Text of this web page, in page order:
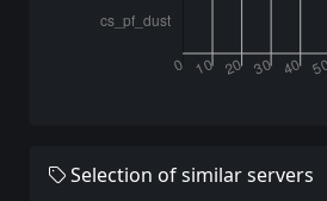
Selection of similar servers